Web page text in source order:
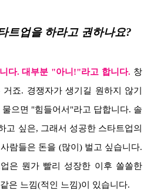
트업을 하라고 권하나요?
다. 대부분 "아니!"라고 합니다. 창
죠. 경쟁자가 생기길 원하지 않기
으면 "힘들어서"라고 답합니다. 솔
고 싶은, 그래서 성공한 스타트업의
람들은 돈을 (많이) 벌고 싶습니다.
은 뭔가 빨리 성장한 이후 쏠쏠한
은 느낌(적인 느낌)이 있습니다.